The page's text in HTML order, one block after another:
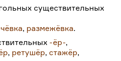
существительных
, размежёвка.
-ёр-,
, ретушёр,стажёр,